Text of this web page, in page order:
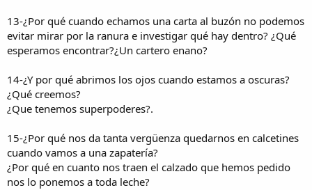
13-¿Por qué cuando echamos una carta al buzón no podemos
evitar mirar por la ranura e investigar qué hay dentro? ¿Qué
esperamos encontrar?¿Un cartero enano?
14-¿Y por qué abrimos los ojos cuando estamos a oscuras?
¿Qué creemos?
¿Que tenemos superpoderes?.
15-¿Por qué nos da tanta vergüenza quedarnos en calcetines
cuando vamos a una zapatería?
¿Por qué en cuanto nos traen el calzado que hemos pedido
nos lo ponemos a toda leche?